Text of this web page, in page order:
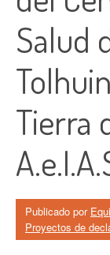
Salud
Tierra
Publicado por
Proyectos de